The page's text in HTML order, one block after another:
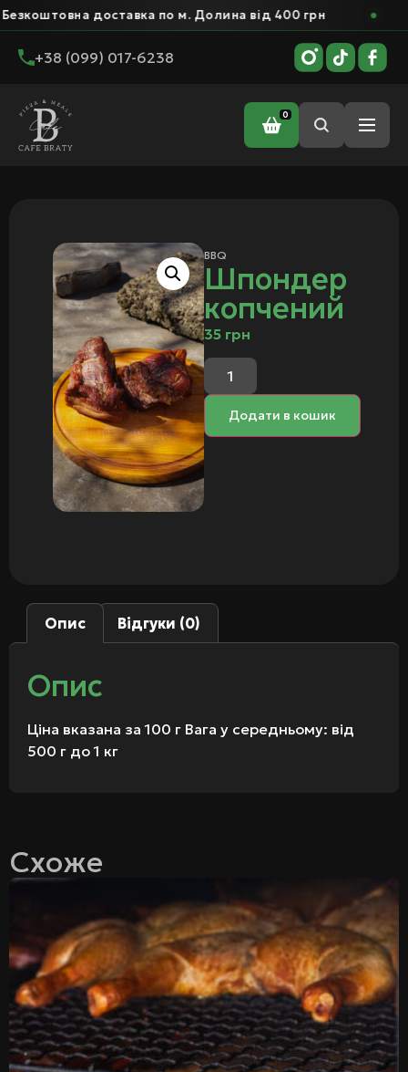
доставка по м. Долина від 400 грн
+38 (099) 017-6238
0
Головна /
BBQ
Шпондер
копчений
35 грн
Додати в кошик
Опис Відгуки (0)
Опис
Ціна вказана за 100 г Вага у середньому: від
500 г до 1 кг
Схоже